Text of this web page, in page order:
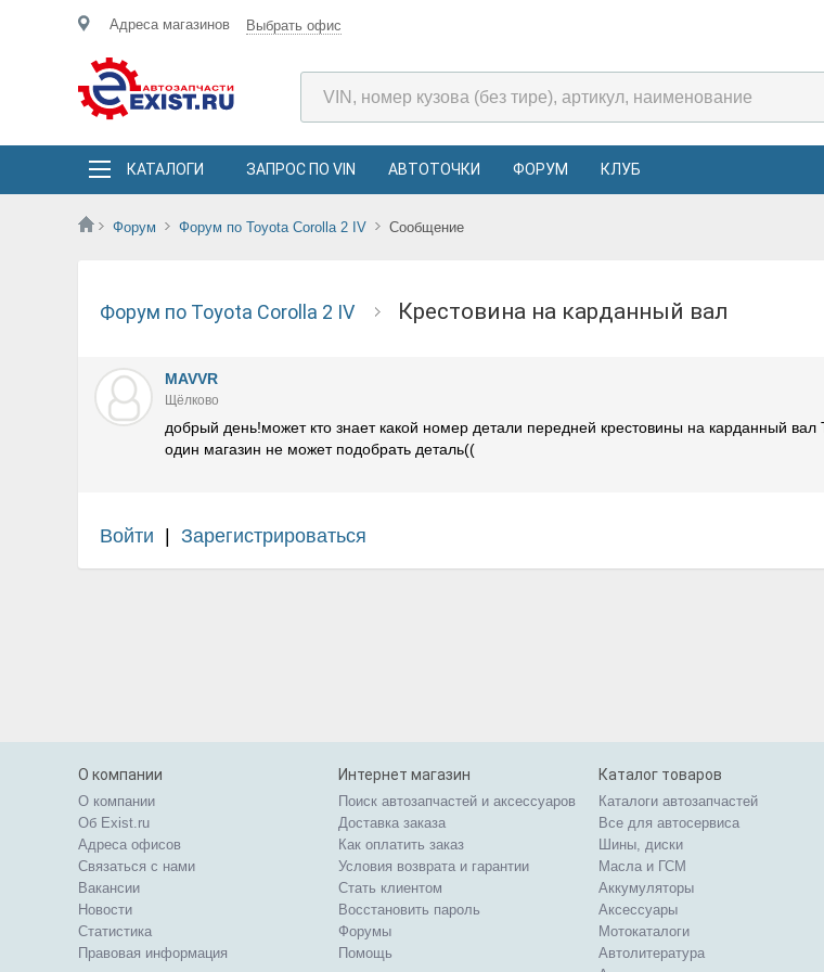
Адреса магазинов Выбрать офис
КАТАЛОГИ ЗАПРОС ПО VIN АВТОТОЧКИ ФОРУМ КЛУБ
Форум Форум по Toyota Corolla 2 IV Сообщение
Форум по Toyota Corolla 2 IV крестовина на карданный вал
MAVVR
Щёлково
добрый день!может кто знает какой номер детали передней крестовины на карданный
один магазин не может подобрать деталь((
Войти Зарегистрироваться
О компании
О компании
Об Exist.ru
Адреса офисов
Связаться с нами
Вакансии
Новости
Статистика
Правовая информация
Интернет магазин
Поиск автозапчастей и аксессуаров
Доставка заказа
Как оплатить заказ
Условия возврата и гарантии
Стать клиентом
Восстановить пароль
Форумы
Помощь
Каталог товаров
Каталоги автозапчастей
Все для автосервиса
Шины, диски
Масла и ГСМ
Аккумуляторы
Аксессуары
Мотокаталоги
Автолитература